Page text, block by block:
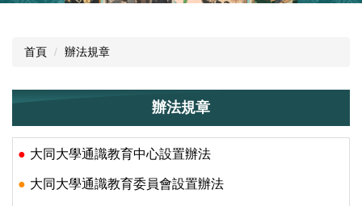
首頁 辦法規章
辦法規章
● 大同大學通識教育中心設置辦法
● 大同大學通識教育委員會設置辦法